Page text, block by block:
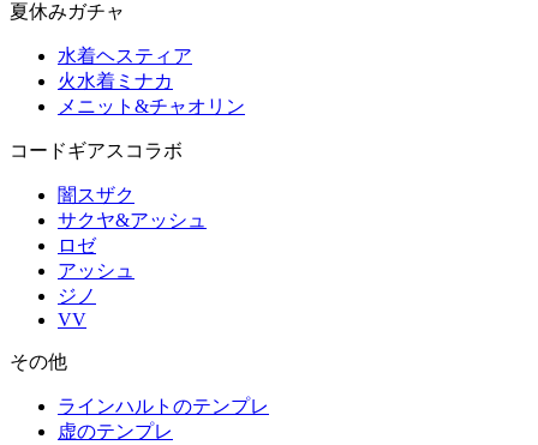
夏休みガチャ
水着ヘスティア
火水着ミナカ
メニット&チャオリン
コードギアスコラボ
闇スザク
サクヤ&アッシュ
ロゼ
アッシュ
ジノ
VV
その他
ラインハルトのテンプレ
虚のテンプレ